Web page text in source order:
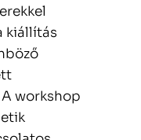
kiállítás
workshop